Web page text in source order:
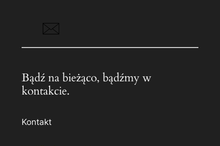
Bądź na bieżąco, bądźmy w
kontakcie.
Kontakt